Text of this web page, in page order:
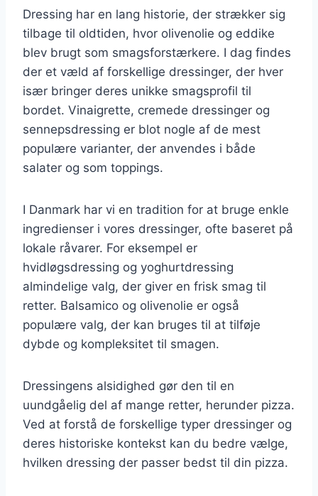
Dressing har en lang historie, der strækker sig
tilbage til oldtiden, hvor olivenolie og eddike
blev brugt som smagsforstærkere. I dag findes
der et væld af forskellige dressinger, der hver
især bringer deres unikke smagsprofil til
bordet. Vinaigrette, cremede dressinger og
sennepsdressing er blot nogle af de mest
populære varianter, der anvendes i både
salater og som toppings.
I Danmark har vi en tradition for at bruge enkle
ingredienser i vores dressinger, ofte baseret på
lokale råvarer. For eksempel er
hvidløgsdressing og yoghurtdressing
almindelige valg, der giver en frisk smag til
retter. Balsamico og olivenolie er også
populære valg, der kan bruges til at tilføje
dybde og kompleksitet til smagen.
Dressingens alsidighed gør den til en
uundgåelig del af mange retter, herunder pizza.
Ved at forstå de forskellige typer dressinger og
deres historiske kontekst kan du bedre vælge,
hvilken dressing der passer bedst til din pizza.